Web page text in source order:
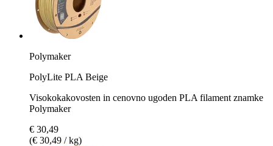
Polymaker
PolyLite PLA Beige
Visokokakovosten in cenovno ugoden PLA filament znamke
Polymaker
€ 30,49
(€ 30,49 / kg)